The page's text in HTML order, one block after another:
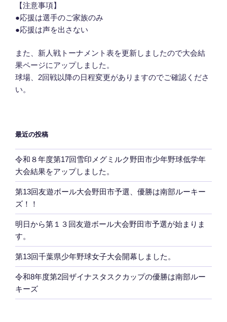
【注意事項】
●応援は選手のご家族のみ
●応援は声を出さない
また、新人戦トーナメント表を更新しましたので大会結
果ページにアップしました。
球場、2回戦以降の日程変更がありますのでご確認くださ
い。
最近の投稿
令和８年度第17回雪印メグミルク野田市少年野球低学年
大会結果をアップしました。
第13回友遊ボール大会野田市予選、優勝は南部ルーキー
ズ！！
明日から第１３回友遊ボール大会野田市予選が始まりま
す。
第13回千葉県少年野球女子大会開幕しました。
令和8年度第2回ザイナスタスクカップの優勝は南部ルー
キーズ